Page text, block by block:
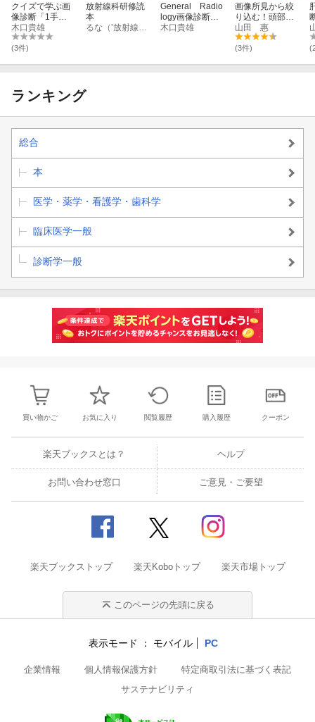
クイズで学ぶ画
像診断「1手
詰」 読影のキ
ホンが身につく
必修手筋101
木口貴雄
(3件)
放射線科研修読
本
General Radio
logy画像診断演
習
木口貴雄
画像所見から絞
り込む！頭部画
像診断やさしく
スッキリ教えま
す
山田 惠
(3件)
ランキング
総合
本
医学・薬学・看護学・歯科学
臨床医学一般
診断学一般
買い物かご お気に入り 閲覧履歴 購入履歴 クーポン
楽天ブックスとは？ ヘルプ
お問い合わせ窓口 ご意見・ご要望
楽天ブックストップ 楽天Koboトップ 楽天市場トップ
このページの先頭に戻る
表示モード モバイル PC
企業情報 個人情報保護方針
特定商取引法に基づく表記
サステナビリティ